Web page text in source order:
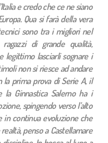
e credo che ce ne siano
Qua si farà della vera
sono tra i migliori nel
di grande qualità,
legittimo lasciarli sognare i
non si riesce ad andare
la prima prova di Serie A, il
Ginnastica Salerno ha i
spingendo verso l’alto
in continua evoluzione che
penso a Castellamare